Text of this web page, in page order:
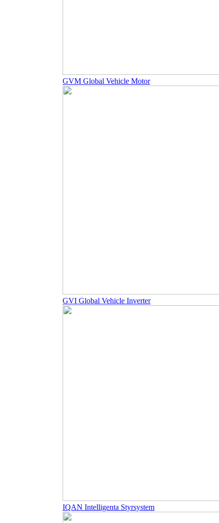
GVM Global Vehicle Motor
GVI Global Vehicle Inverter
IQAN Intelligenta Styrsystem